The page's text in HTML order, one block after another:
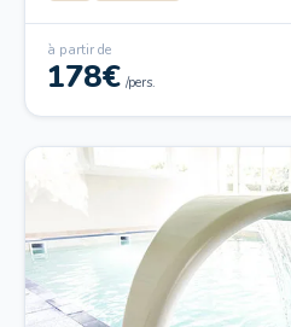
à partir de
178€ /pers.